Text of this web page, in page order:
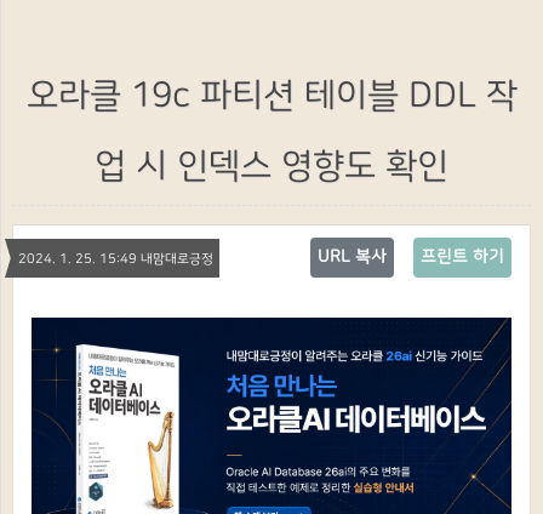
오라클 19c 파티션 테이블 DDL 작
업 시 인덱스 영향도 확인
2024. 1. 25. 15:49 내맘대로긍정 프린트 하기
URL 복사